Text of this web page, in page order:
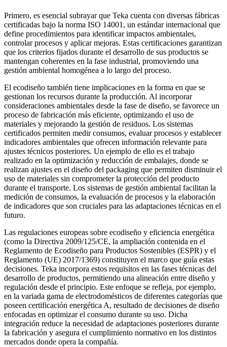
Primero, es esencial subrayar que Teka cuenta con diversas fábricas
certificadas bajo la norma ISO 14001, un estándar internacional que
define procedimientos para identificar impactos ambientales,
controlar procesos y aplicar mejoras. Estas certificaciones garantizan
que los criterios fijados durante el desarrollo de sus productos se
mantengan coherentes en la fase industrial, promoviendo una
gestión ambiental homogénea a lo largo del proceso.
El ecodiseño también tiene implicaciones en la forma en que se
gestionan los recursos durante la producción. Al incorporar
consideraciones ambientales desde la fase de diseño, se favorece un
proceso de fabricación más eficiente, optimizando el uso de
materiales y mejorando la gestión de residuos. Los sistemas
certificados permiten medir consumos, evaluar procesos y establecer
indicadores ambientales que ofrecen información relevante para
ajustes técnicos posteriores. Un ejemplo de ello es el trabajo
realizado en la optimización y reducción de embalajes, donde se
realizan ajustes en el diseño del packaging que permiten disminuir el
uso de materiales sin comprometer la protección del producto
durante el transporte. Los sistemas de gestión ambiental facilitan la
medición de consumos, la evaluación de procesos y la elaboración
de indicadores que son cruciales para las adaptaciones técnicas en el
futuro.
Las regulaciones europeas sobre ecodiseño y eficiencia energética
(como la Directiva 2009/125/CE, la ampliación contenida en el
Reglamento de Ecodiseño para Productos Sostenibles (ESPR) y el
Reglamento (UE) 2017/1369) constituyen el marco que guía estas
decisiones. Teka incorpora estos requisitos en las fases técnicas del
desarrollo de productos, permitiendo una alineación entre diseño y
regulación desde el principio. Este enfoque se refleja, por ejemplo,
en la variada gama de electrodomésticos de diferentes categorías que
poseen certificación energética A, resultado de decisiones de diseño
enfocadas en optimizar el consumo durante su uso. Dicha
integración reduce la necesidad de adaptaciones posteriores durante
la fabricación y asegura el cumplimiento normativo en los distintos
mercados donde opera la compañía.